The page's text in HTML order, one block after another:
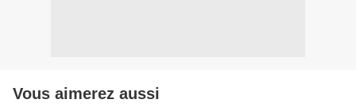
Vous aimerez aussi